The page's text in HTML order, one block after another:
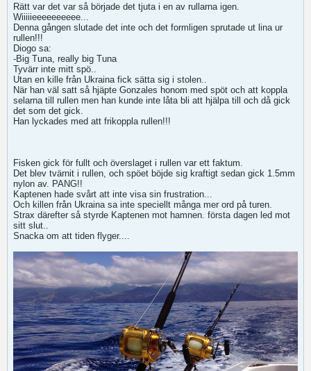
Rätt var det var så började det tjuta i en av rullarna igen.
Wiiiiieeeeeeeeee...
Denna gången slutade det inte och det formligen sprutade ut lina ur
rullen!!!
Diogo sa:
-Big Tuna, really big Tuna
Tyvärr inte mitt spö..
Utan en kille från Ukraina fick sätta sig i stolen..
När han väl satt så hjäpte Gonzales honom med spöt och att koppla
selarna till rullen men han kunde inte låta bli att hjälpa till och då gick
det som det gick.
Han lyckades med att frikoppla rullen!!!
Fisken gick för fullt och överslaget i rullen var ett faktum.
Det blev tvärnit i rullen, och spöet böjde sig kraftigt sedan gick 1.5mm
nylon av. PANG!!
Kaptenen hade svårt att inte visa sin frustration...
Och killen från Ukraina sa inte speciellt många mer ord på turen.
Strax därefter så styrde Kaptenen mot hamnen. första dagen led mot
sitt slut..
Snacka om att tiden flyger....